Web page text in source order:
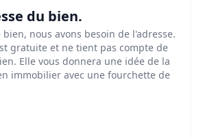
du bien.
nous avons besoin de l'adresse.
gratuite et ne tient pas compte de
Elle vous donnera une idée de la
immobilier avec une fourchette de